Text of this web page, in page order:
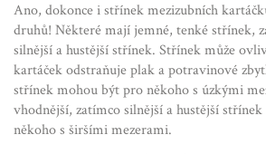
Ano, dokonce i střínek mezizubních
druhů! Některé mají jemné, tenké střínek,
silnější a hustější střínek. Střínek může
kartáček odstraňuje plak a potravinové
střínek mohou být pro někoho s úzkými
vhodnější, zatímco silnější a hustější
někoho s širšími mezerami.